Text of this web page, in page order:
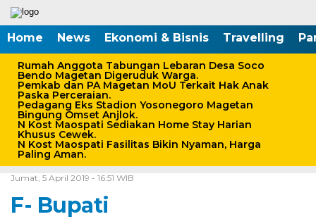
Home News Ekonomi & Bisnis Travelling
Rumah Anggota Tabungan Lebaran Desa Soco
Bendo Magetan Digeruduk Warga.
Pemkab dan PA Magetan MoU Terkait Hak Anak
Paska Perceraian.
Pedagang Eks Stadion Yosonegoro Magetan
Bingung Omset Anjlok.
N Kost Maospati Sediakan Home Stay Harian
Khusus Cewek.
N Kost Maospati Fasilitas Bikin Nyaman, Harga
Paling Aman.
Home /
Jumat, 5 April 2019 - 16:51 WIB
F- Bupati